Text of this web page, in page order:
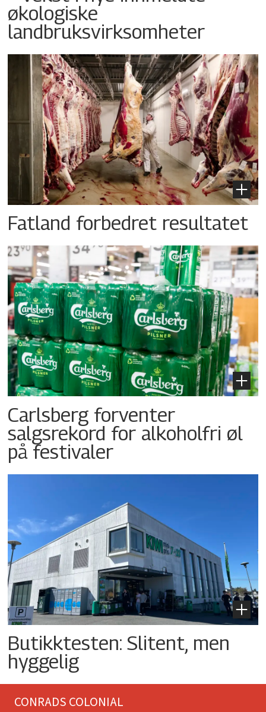
økologiske
landbruksvirksomheter
Fatland forbedret resultatet
Carlsberg forventer
salgsrekord for alkoholfri øl
på festivaler
Butikktesten: Slitent, men
hyggelig
CONRADS COLONIAL